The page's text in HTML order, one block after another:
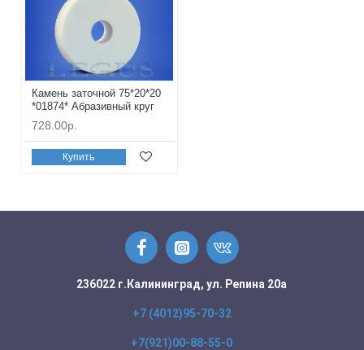
Камень заточной 75*20*20
*01874* Абразивный круг
728.00р.
Купить
236022 г.Калининград, ул. Репина 20а
+7 (4012)95-70-32
+7(921)00-88-55-0